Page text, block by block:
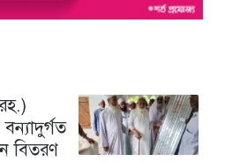
বিতরণ